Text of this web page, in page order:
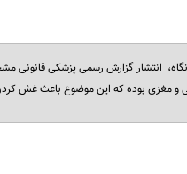
نگاه، انتشار گزارش رسمی پزشکی
و مغزی بوده که این موضوع باعث غش